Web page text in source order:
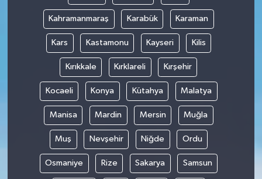
Kahramanmaraş Karabük Karaman
Kars Kastamonu Kayseri Kilis
Kırıkkale Kırklareli Kırşehir
Kocaeli Konya Kütahya Malatya
Manisa Mardin Mersin Muğla
Muş Nevşehir Niğde Ordu
Osmaniye Rize Sakarya Samsun